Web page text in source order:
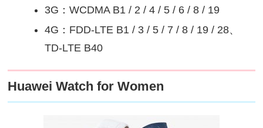
3G：WCDMA B1 / 2 / 4 / 5 / 6 / 8 / 19
4G：FDD-LTE B1 / 3 / 5 / 7 / 8 / 19 / 28、
TD-LTE B40
Huawei Watch for Women